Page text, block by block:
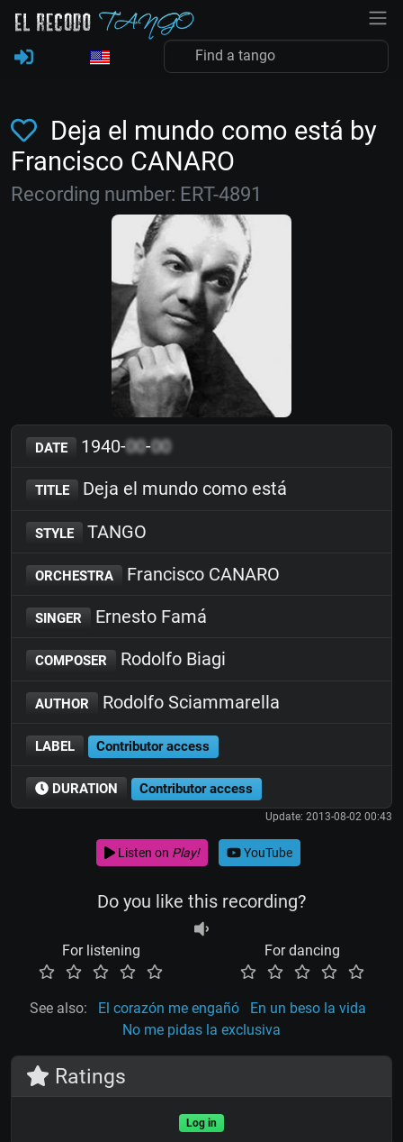
Deja el mundo como está by
Francisco CANARO
Recording number: ERT-4891
DATE 1940-00-00
TITLE Deja el mundo como está
STYLE TANGO
ORCHESTRA Francisco CANARO
SINGER Ernesto Famá
COMPOSER Rodolfo Biagi
AUTHOR Rodolfo Sciammarella
LABEL Contributor access
DURATION Contributor access
Update: 2013-08-02 00:43
Listen on Play! YouTube
Do you like this recording?
For listening For dancing
See also: El corazón me engañó
En un beso la vida
No me pidas la exclusiva
Ratings
Log in